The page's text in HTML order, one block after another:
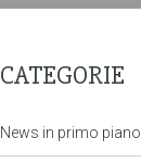
CATEGORIE
News in primo piano